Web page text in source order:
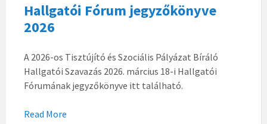
Hallgatói Fórum jegyzőkönyve
2026
A 2026-os Tisztújító és Szociális Pályázat Bíráló
Hallgatói Szavazás 2026. március 18-i Hallgatói
Fórumának jegyzőkönyve itt található.
Read More